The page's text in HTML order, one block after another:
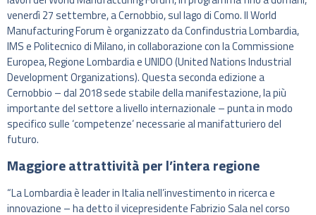
venerdì 27 settembre, a Cernobbio, sul lago di Como. Il World
Manufacturing Forum è organizzato da Confindustria Lombardia,
IMS e Politecnico di Milano, in collaborazione con la Commissione
Europea, Regione Lombardia e UNIDO (United Nations Industrial
Development Organizations). Questa seconda edizione a
Cernobbio – dal 2018 sede stabile della manifestazione, la più
importante del settore a livello internazionale – punta in modo
specifico sulle ‘competenze’ necessarie al manifatturiero del
futuro.
Maggiore attrattività per l’intera regione
“La Lombardia è leader in Italia nell’investimento in ricerca e
innovazione – ha detto il vicepresidente Fabrizio Sala nel corso